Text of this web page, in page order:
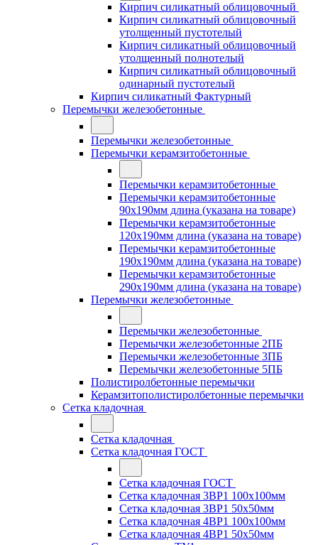
Кирпич силикатный облицовочный
Кирпич силикатный облицовочный
утолщенный пустотелый
Кирпич силикатный облицовочный
утолщенный полнотелый
Кирпич силикатный облицовочный
одинарный пустотелый
Кирпич силикатный Фактурный
Перемычки железобетонные
Перемычки железобетонные
Перемычки керамзитобетонные
Перемычки керамзитобетонные
Перемычки керамзитобетонные
90x190мм длина (указана на товаре)
Перемычки керамзитобетонные
120x190мм длина (указана на товаре)
Перемычки керамзитобетонные
190x190мм длина (указана на товаре)
Перемычки керамзитобетонные
290x190мм длина (указана на товаре)
Перемычки железобетонные
Перемычки железобетонные
Перемычки железобетонные 2ПБ
Перемычки железобетонные 3ПБ
Перемычки железобетонные 5ПБ
Полистиролбетонные перемычки
Керамзитополистиролбетонные перемычки
Сетка кладочная
Сетка кладочная
Сетка кладочная ГОСТ
Сетка кладочная ГОСТ
Сетка кладочная 3ВР1 100x100мм
Сетка кладочная 3ВР1 50x50мм
Сетка кладочная 4ВР1 100x100мм
Сетка кладочная 4ВР1 50x50мм